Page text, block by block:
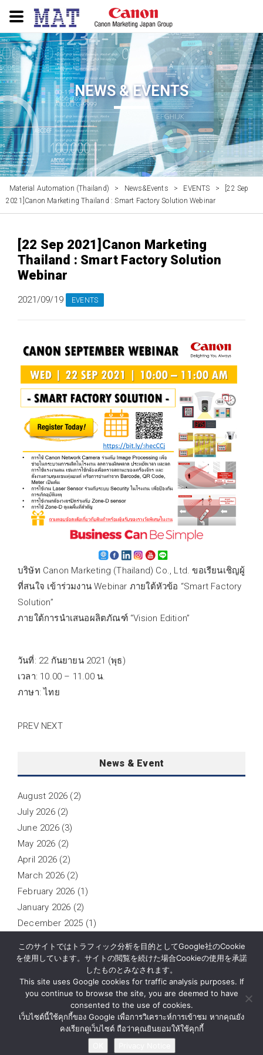
NEWS & EVENTS
Material Automation (Thailand) > News&Events > EVENTS >
[22 Sep
2021]Canon Marketing Thailand : Smart Factory Solution Webinar
[22 Sep 2021]Canon Marketing
Thailand : Smart Factory Solution
Webinar
2021/09/19 EVENTS
บริษัท Canon Marketing (Thailand) Co., Ltd. ขอเรียนเชิญผู้
ที่สนใจ เข้าร่วมงาน Webinar ภายใต้หัวข้อ “Smart Factory
Solution”
ภายใต้การนำเสนอผลิตภัณฑ์ “Vision Edition”
วันที่: 22 กันยายน 2021 (พุธ)
เวลา: 10.00 – 11.00 น.
ภาษา: ไทย
PREV NEXT
News & Event
August 2026 (2)
July 2026(2)
June 2026(3)
May 2026 (2)
April 2026 (2)
March 2026 (2)
February 2026 (1)
January 2026 (2)
December 2025 (1)
October 2025(2)
(1)
News About Us Contact Us Privacy Notice
© BY MATERIAL AUTOMATION ( THAILAND ) Co., Ltd.
このサイトではトラフィック分析を目的としてGoogle社のCookie
を使用しています。サイトの閲覧を続けた場合Cookieの使用を承諾
したものとみなされます。
This site uses Google cookies for traffic analysis purposes. If
you continue to browse the site, you are deemed to have
consented to the use of cookies.
เว็บไซต์นี้ใช้คุกกี้ของ Google เพื่อการวิเคราะห์การเข้าชม หากคุณยัง
คงเรียกดูเว็บไซต์ ถือว่าคุณยินยอมให้ใช้คุกกี้